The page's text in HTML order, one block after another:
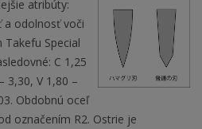
atribúty:
a odolnosť voči
Takefu Special
C 1,25
3,30, V 1,80 –
Obdobnú oceľ
označením R2. Ostrie je